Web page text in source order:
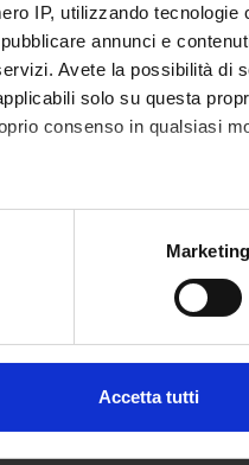
IP, utilizzando tecnologie
annunci e
Avete la possibilità di
solo su questa
consenso in qualsiasi
di qualche metro,Marketing
Accetta tutti